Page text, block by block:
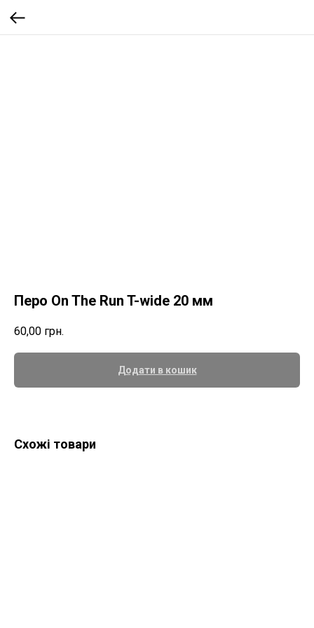
Перо On The Run T-wide 20 мм
60,00 грн.
Додати в кошик
Схожі товари